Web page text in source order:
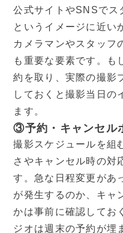
公式サイトやSNSでス
というイメージに近い
カメラマンやスタッフ
も重要な要素です。も
約を取り、実際の撮影
しておくと撮影当日の
ます。
③予約・キャンセル
撮影スケジュールを組
さやキャンセル時の対
す。急な日程変更があ
が発生するのか、キャ
かは事前に確認してお
ジオは週末の予約が埋